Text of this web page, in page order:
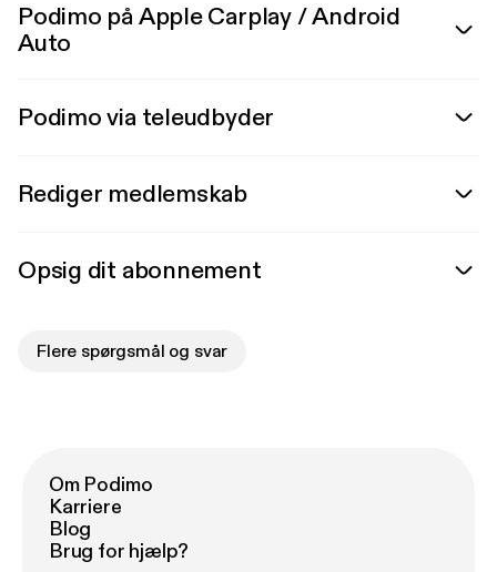
Podimo på Apple Carplay / Android
Auto
Podimo via teleudbyder
Rediger medlemskab
Opsig dit abonnement
Flere spørgsmål og svar
Om Podimo
Karriere
Blog
Brug for hjælp?